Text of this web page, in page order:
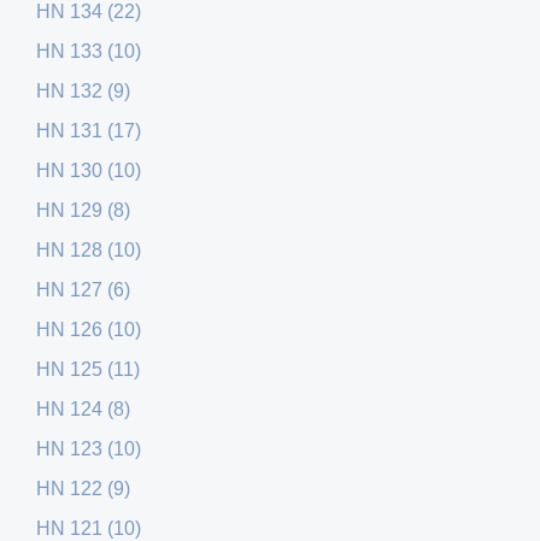
HN 134 (22)
HN 133 (10)
HN 132 (9)
HN 131 (17)
HN 130 (10)
HN 129 (8)
HN 128 (10)
HN 127 (6)
HN 126 (10)
HN 125 (11)
HN 124 (8)
HN 123 (10)
HN 122 (9)
HN 121 (10)